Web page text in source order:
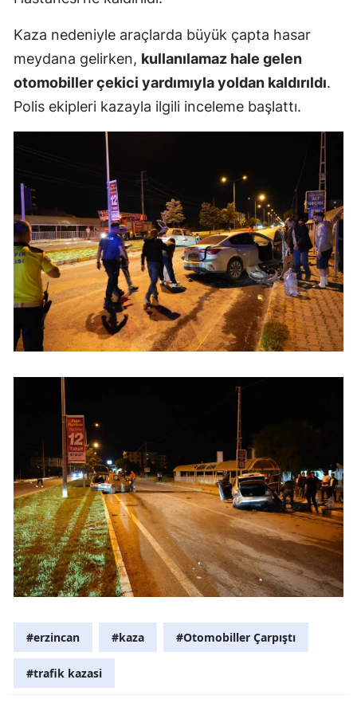
İzmir
Kars
Kastamonu
Kayseri
Kırklareli
Kırşehir
Kocaeli
Konya
Kütahya
Malatya
Mardin
Muğla
Muş
Nevşehir
Ordu
Kaza nedeniyle araçlarda büyük çapta hasar
meydana gelirken, kullanılamaz hale gelen
otomobiller çekici yardımıyla yoldan kaldırıldı.
Polis ekipleri kazayla ilgili inceleme başlattı.
#erzincan #kaza #Otomobiller Çarpıştı
#trafik kazasi